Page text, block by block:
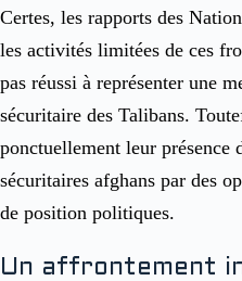
Certes, les rapports des
les activités limitées de ces
pas réussi à représenter une
sécuritaire des Talibans.
ponctuellement leur présence
sécuritaires afghans par des
de position politiques.
Un affrontement